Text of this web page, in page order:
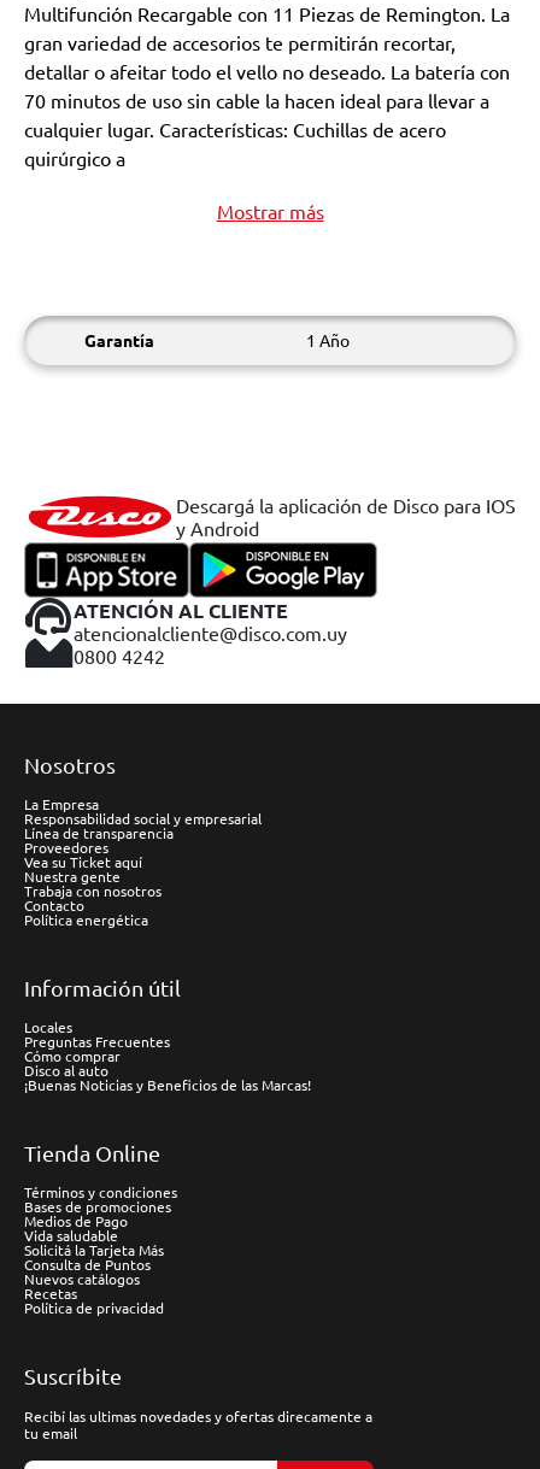
Multifunción Recargable con 11 Piezas de Remington. La
gran variedad de accesorios te permitirán recortar,
detallar o afeitar todo el vello no deseado. La batería con
70 minutos de uso sin cable la hacen ideal para llevar a
cualquier lugar. Características: Cuchillas de acero
quirúrgico a
Mostrar más
Garantía 1 Año
Descargá la aplicación de Disco para IOS
y Android
ATENCIÓN AL CLIENTE
atencionalcliente@disco.com.uy
0800 4242
Nosotros
La Empresa
Responsabilidad social y empresarial
Línea de transparencia
Proveedores
Vea su Ticket aquí
Nuestra gente
Trabaja con nosotros
Contacto
Política energética
Información útil
Locales
Preguntas Frecuentes
Cómo comprar
Disco al auto
¡Buenas Noticias y Beneficios de las Marcas!
Tienda Online
Términos y condiciones
Bases de promociones
Medios de Pago
Vida saludable
Solicitá la Tarjeta Más
Consulta de Puntos
Nuevos catálogos
Recetas
Política de privacidad
Suscríbite
Recibí las ultimas novedades y ofertas direcamente a
tu email